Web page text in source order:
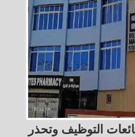
التوظيف وتحذر